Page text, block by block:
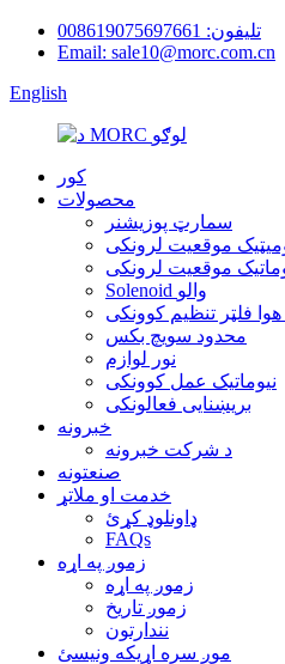
تلیفون: 008619075697661
Email: sale10@morc.com.cn
English
کور
محصولات
سمارټ پوزیشنر
موقعیت لرونکی
موقعیت لرونکی
Solenoid والو
هوا فلټر تنظیم کوونکی
محدود سویچ بکس
نور لوازم
نیوماتیک عمل کوونکی
بریښنایی فعالونکی
خبرونه
د شرکت خبرونه
صنعتونه
خدمت او ملاتړ
ډاونلوډ کړئ
FAQs
زموږ په اړه
زموږ په اړه
زموږ تاریخ
نندارتون
موږ سره اړیکه ونیسئ